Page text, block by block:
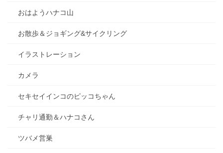
おはようハナコ山
お散歩＆ジョギング&サイクリング
イラストレーション
カメラ
セキセイインコのピッコちゃん
チャリ通勤＆ハナコさん
ツバメ営巣